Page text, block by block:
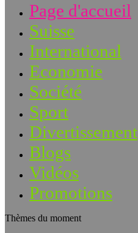
Page d'accueil
Suisse
International
Economie
Société
Sport
Divertissement
Blogs
Vidéos
Promotions
Thèmes du moment